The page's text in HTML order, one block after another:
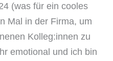
(was für ein cooles
Mal in der Firma, um
Kolleg:innen zu
emotional und ich bin